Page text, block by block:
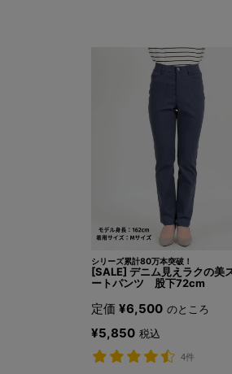
シリーズ累計80万本突破！
[SALE] デニム見えラクの美
ートパンツ 股下72cm
定価 ¥6,500 のところ
¥5,850 税込
4件